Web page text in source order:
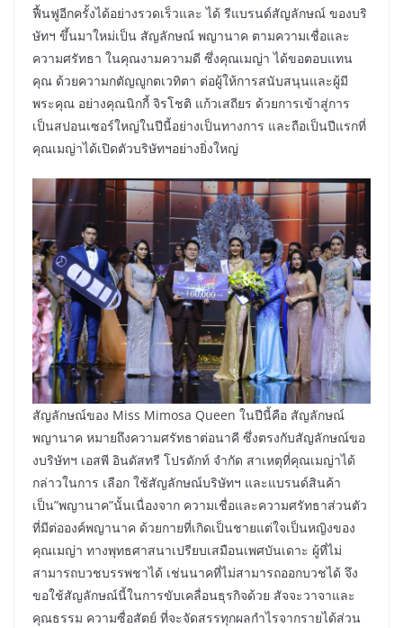
ฟื้นฟูอีกครั้งได้อย่างรวดเร็วและ ได้ รีแบรนด์สัญลักษณ์ ของบริ
ษัทฯ ขึ้นมาใหม่เป็น สัญลักษณ์ พญานาค ตามความเชื่อและ
ความศรัทธา ในคุณงามความดี ซึ่งคุณเมญ่า ได้ขอตอบแทน
คุณ ด้วยความกตัญญูกตเวทิตา ต่อผู้ให้การสนับสนุนและผู้มี
พระคุณ อย่างคุณนิกกี้ จิรโชติ แก้วเสถียร ด้วยการเข้าสู่การ
เป็นสปอนเซอร์ใหญ่ในปีนี้อย่างเป็นทางการ และถือเป็นปีแรกที่
คุณเมญ่าได้เปิดตัวบริษัทฯอย่างยิ่งใหญ่
สัญลักษณ์ของ Miss Mimosa Queen ในปีนี้คือ สัญลักษณ์
พญานาค หมายถึงความศรัทธาต่อนาคี ซึ่งตรงกับสัญลักษณ์ขอ
งบริษัทฯ เอสพี อินดัสทรี โปรดักท์ จำกัด สาเหตุที่คุณเมญ่าได้
กล่าวในการ เลือก ใช้สัญลักษณ์บริษัทฯ และแบรนด์สินค้า
เป็น”พญานาค”นั้นเนื่องจาก ความเชื่อและความศรัทธาส่วนตัว
ที่มีต่อองค์พญานาค ด้วยกายที่เกิดเป็นชายแต่ใจเป็นหญิงของ
คุณเมญ่า ทางพุทธศาสนาเปรียบเสมือนเพศบันเดาะ ผู้ที่ไม่
สามารถบวชบรรพชาได้ เช่นนาคที่ไม่สามารถออกบวชได้ จึง
ขอใช้สัญลักษณ์นี้ในการขับเคลื่อนธุรกิจด้วย สัจจะวาจาและ
คุณธรรม ความซื่อสัตย์ ที่จะจัดสรรทุกผลกำไรจากรายได้ส่วน